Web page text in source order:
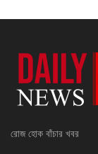
রোজ হোক বাঁচার খবর